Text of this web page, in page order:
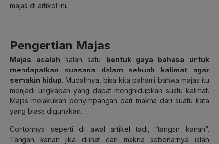
majas di artikel ini.
Pengertian Majas
Majas adalah salah satu bentuk gaya bahasa untuk
mendapatkan suasana dalam sebuah kalimat agar
semakin hidup. Mudahnya, bisa kita pahami bahwa majas itu
menjadi ungkapan yang dapat menghidupkan suatu kalimat.
Majas melakukan penyimpangan dari makna dari suatu kata
yang biasa digunakan.
Contohnya seperti di awal artikel tadi, “tangan kanan”.
Tangan kanan jika dilihat dari makna sebenarnya ialah